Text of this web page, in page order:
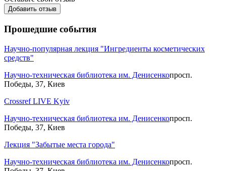
Добавить отзыв
Прошедшие события
Научно-популярная лекция "Ингредиенты косметических
средств"
Научно-техническая библиотека им. Денисенкопросп.
Победы, 37, Киев
Crossref LIVE Kyiv
Научно-техническая библиотека им. Денисенкопросп.
Победы, 37, Киев
Лекция "Забытые места города"
Научно-техническая библиотека им. Денисенкопросп.